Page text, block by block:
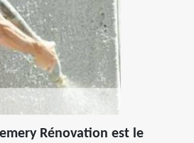
Rénovation est le